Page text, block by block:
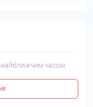
найближчим часом.